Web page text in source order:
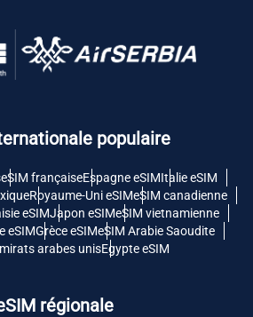
populaire
eSIM françaiseEspagne eSIMItalie eSIM
Royaume-Uni eSIMeSIM canadienne
eSIMJapon eSIMeSIM vietnamienne
eSIMGrèce eSIMeSIM Arabie Saoudite
arabes unisEgypte eSIM
régionale